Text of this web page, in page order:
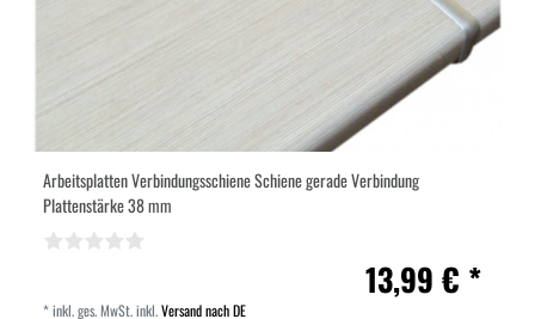
Arbeitsplatten Verbindungsschiene Schiene gerade Verbindung
Plattenstärke 38 mm
13,99 € *
*inkl. ges. MwSt.inkl.Versand nach DE